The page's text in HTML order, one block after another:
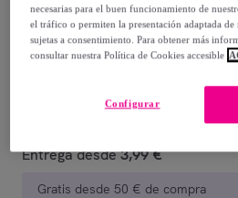
Vendido porFina Ejerique
Entrega
Entrega desde3,99 €
Gratis desde 50 € de compra
necesarias para el buen funcionamiento de
el tráfico o permiten la presentación adaptada de
sujetas a consentimiento. Para obtener más
consultar nuestra Política de Cookies accesible
Configurar